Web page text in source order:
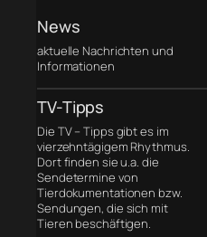
News
aktuelle Nachrichten und
Informationen
TV-Tipps
Die TV – Tipps gibt es im
vierzehntägigem Rhythmus.
Dort finden sie u.a. die
Sendetermine von
Tierdokumentationen bzw.
Sendungen, die sich mit
Tieren beschäftigen.